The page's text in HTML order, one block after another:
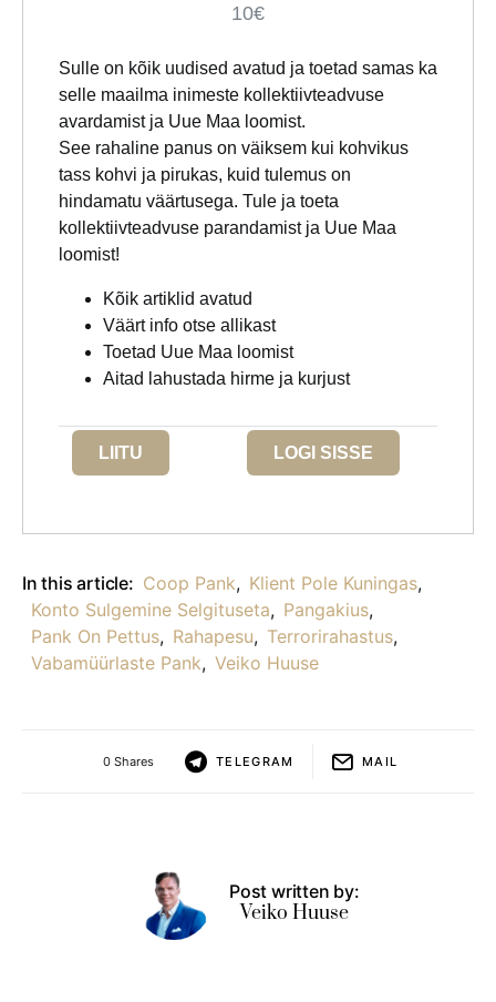
10€
Sulle on kõik uudised avatud ja toetad samas ka
selle maailma inimeste kollektiivteadvuse
avardamist ja Uue Maa loomist.
See rahaline panus on väiksem kui kohvikus
tass kohvi ja pirukas, kuid tulemus on
hindamatu väärtusega. Tule ja toeta
kollektiivteadvuse parandamist ja Uue Maa
loomist!
Kõik artiklid avatud
Väärt info otse allikast
Toetad Uue Maa loomist
Aitad lahustada hirme ja kurjust
LIITU LOGI SISSE
In this article: Coop Pank, Klient Pole Kuningas,
Konto Sulgemine Selgituseta, Pangakius,
Pank On Pettus, Rahapesu, Terrorirahastus,
Vabamüürlaste Pank, Veiko Huuse
0 Shares TELEGRAM MAIL
Post written by:
Veiko Huuse